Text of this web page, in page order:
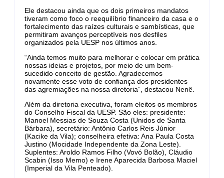
Ele destacou ainda que os dois primeiros mandatos
tiveram como foco o reequilíbrio financeiro da casa e o
fortalecimento das raízes culturais e sambísticas, que
permitiram avanços perceptíveis nos desfiles
organizados pela UESP nos últimos anos.
“Ainda temos muito para melhorar e colocar em prática
nossas ideias e projetos, por meio de um bem-
sucedido conceito de gestão. Agradecemos
novamente esse voto de confiança dos presidentes
das agremiações na nossa diretoria”, destacou Nenê.
Além da diretoria executiva, foram eleitos os membros
do Conselho Fiscal da UESP. São eles: presidente:
Manoel Messias de Souza Costa (Unidos de Santa
Bárbara), secretário: Antônio Carlos Reis Júnior
(Kacike da Vila); conselheira efetiva: Ana Paula Costa
Justino (Mocidade Independente da Zona Leste).
Suplentes: Aroldo Ramos Filho (Vovó Bolão), Cláudio
Scabin (Isso Memo) e Irene Aparecida Barbosa Maciel
(Imperial da Vila Penteado).